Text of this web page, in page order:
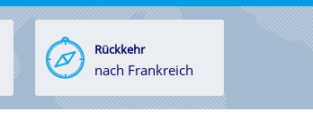
Rückkehr
nach Frankreich